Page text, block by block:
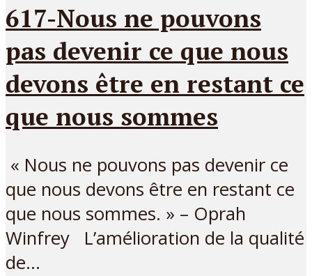
617-Nous ne pouvons
pas devenir ce que nous
devons être en restant ce
que nous sommes
« Nous ne pouvons pas devenir ce
que nous devons être en restant ce
que nous sommes. » – Oprah
Winfrey L’amélioration de la qualité
de...